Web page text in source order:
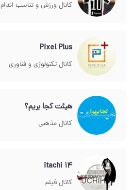
کانال ورزش و تناسب اندام
Pixel Plus
کانال تکنولوژی و فناوری
هیئت کجا بریم؟
کانال مذهبی
itachi 14
کانال فیلم